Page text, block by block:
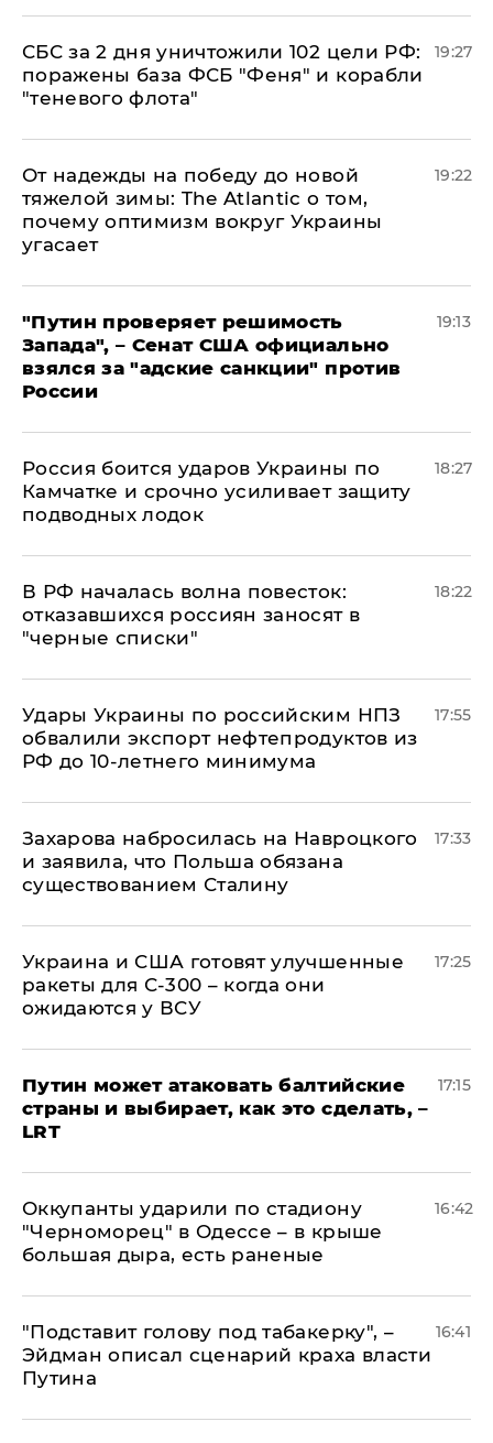
СБС за 2 дня уничтожили 102 цели РФ:
поражены база ФСБ "Феня" и корабли
"теневого флота"
19:27
От надежды на победу до новой
тяжелой зимы: The Atlantic о том,
почему оптимизм вокруг Украины
угасает
19:22
"Путин проверяет решимость
Запада", – Сенат США официально
взялся за "адские санкции" против
России
19:13
Россия боится ударов Украины по
Камчатке и срочно усиливает защиту
подводных лодок
18:27
​В РФ началась волна повесток:
отказавшихся россиян заносят в
"черные списки"
18:22
Удары Украины по российским НПЗ
обвалили экспорт нефтепродуктов из
РФ до 10-летнего минимума
17:55
​Захарова набросилась на Навроцкого
и заявила, что Польша обязана
существованием Сталину
17:33
Украина и США готовят улучшенные
ракеты для С-300 – когда они
ожидаются у ВСУ
17:25
Путин может атаковать балтийские
страны и выбирает, как это сделать, –
LRT
17:15
Оккупанты ударили по стадиону
"Черноморец" в Одессе – в крыше
большая дыра, есть раненые
16:42
​"Подставит голову под табакерку", –
Эйдман описал сценарий краха власти
Путина
16:41